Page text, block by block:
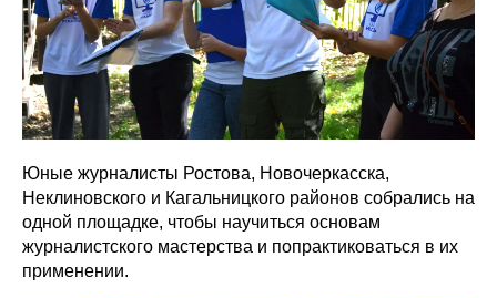
Юные журналисты Ростова, Новочеркасска,
Неклиновского и Кагальницкого районов собрались на
одной площадке, чтобы научиться основам
журналистского мастерства и попрактиковаться в их
применении.